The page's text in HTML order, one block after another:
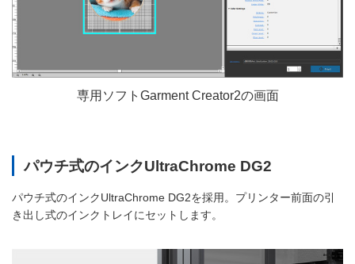
専用ソフトGarment Creator2の画面
パウチ式のインクUltraChrome DG2
パウチ式のインクUltraChrome DG2を採用。プリンター前面の引
き出し式のインクトレイにセットします。